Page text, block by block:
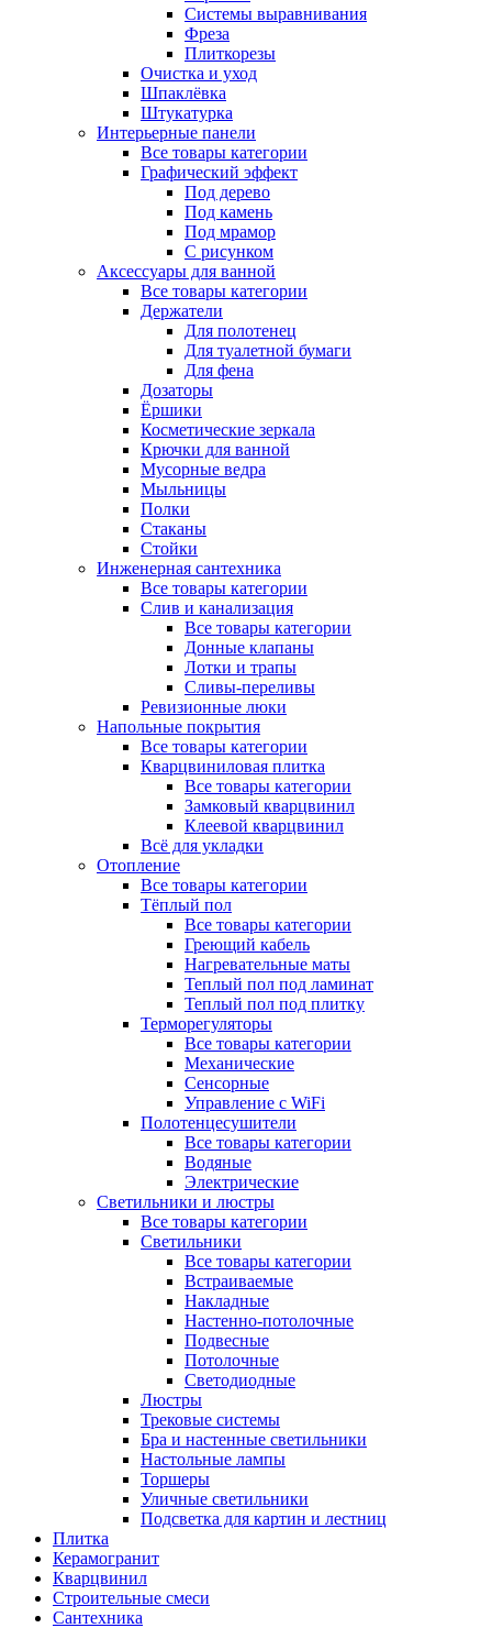
Системы выравнивания
Фреза
Плиткорезы
Очистка и уход
Шпаклёвка
Штукатурка
Интерьерные панели
Все товары категории
Графический эффект
Под дерево
Под камень
Под мрамор
С рисунком
Аксессуары для ванной
Все товары категории
Держатели
Для полотенец
Для туалетной бумаги
Для фена
Дозаторы
Ёршики
Косметические зеркала
Крючки для ванной
Мусорные ведра
Мыльницы
Полки
Стаканы
Стойки
Инженерная сантехника
Все товары категории
Слив и канализация
Все товары категории
Донные клапаны
Лотки и трапы
Сливы-переливы
Ревизионные люки
Напольные покрытия
Все товары категории
Кварцвиниловая плитка
Все товары категории
Замковый кварцвинил
Клеевой кварцвинил
Всё для укладки
Отопление
Все товары категории
Тёплый пол
Все товары категории
Греющий кабель
Нагревательные маты
Теплый пол под ламинат
Теплый пол под плитку
Терморегуляторы
Все товары категории
Механические
Сенсорные
Управление с WiFi
Полотенцесушители
Все товары категории
Водяные
Электрические
Светильники и люстры
Все товары категории
Светильники
Все товары категории
Встраиваемые
Накладные
Настенно-потолочные
Подвесные
Потолочные
Светодиодные
Люстры
Трековые системы
Бра и настенные светильники
Настольные лампы
Торшеры
Уличные светильники
Подсветка для картин и лестниц
Плитка
Керамогранит
Кварцвинил
Строительные смеси
Сантехника